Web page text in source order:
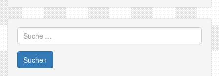
Suche
nach: